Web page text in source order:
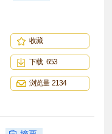
收藏
下载 653
浏览量 2134